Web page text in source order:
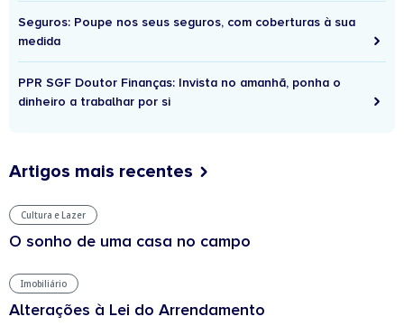
Seguros: Poupe nos seus seguros, com coberturas à sua
medida
PPR SGF Doutor Finanças: Invista no amanhã, ponha o
dinheiro a trabalhar por si
Artigos mais recentes
Cultura e Lazer
O sonho de uma casa no campo
Imobiliário
Alterações à Lei do Arrendamento